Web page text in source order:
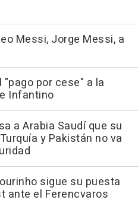
Messi, Jorge Messi, a
"pago por cese" a la
Infantino
a Arabia Saudí que su
y Pakistán no va
sigue su puesta
ante el Ferencvaros